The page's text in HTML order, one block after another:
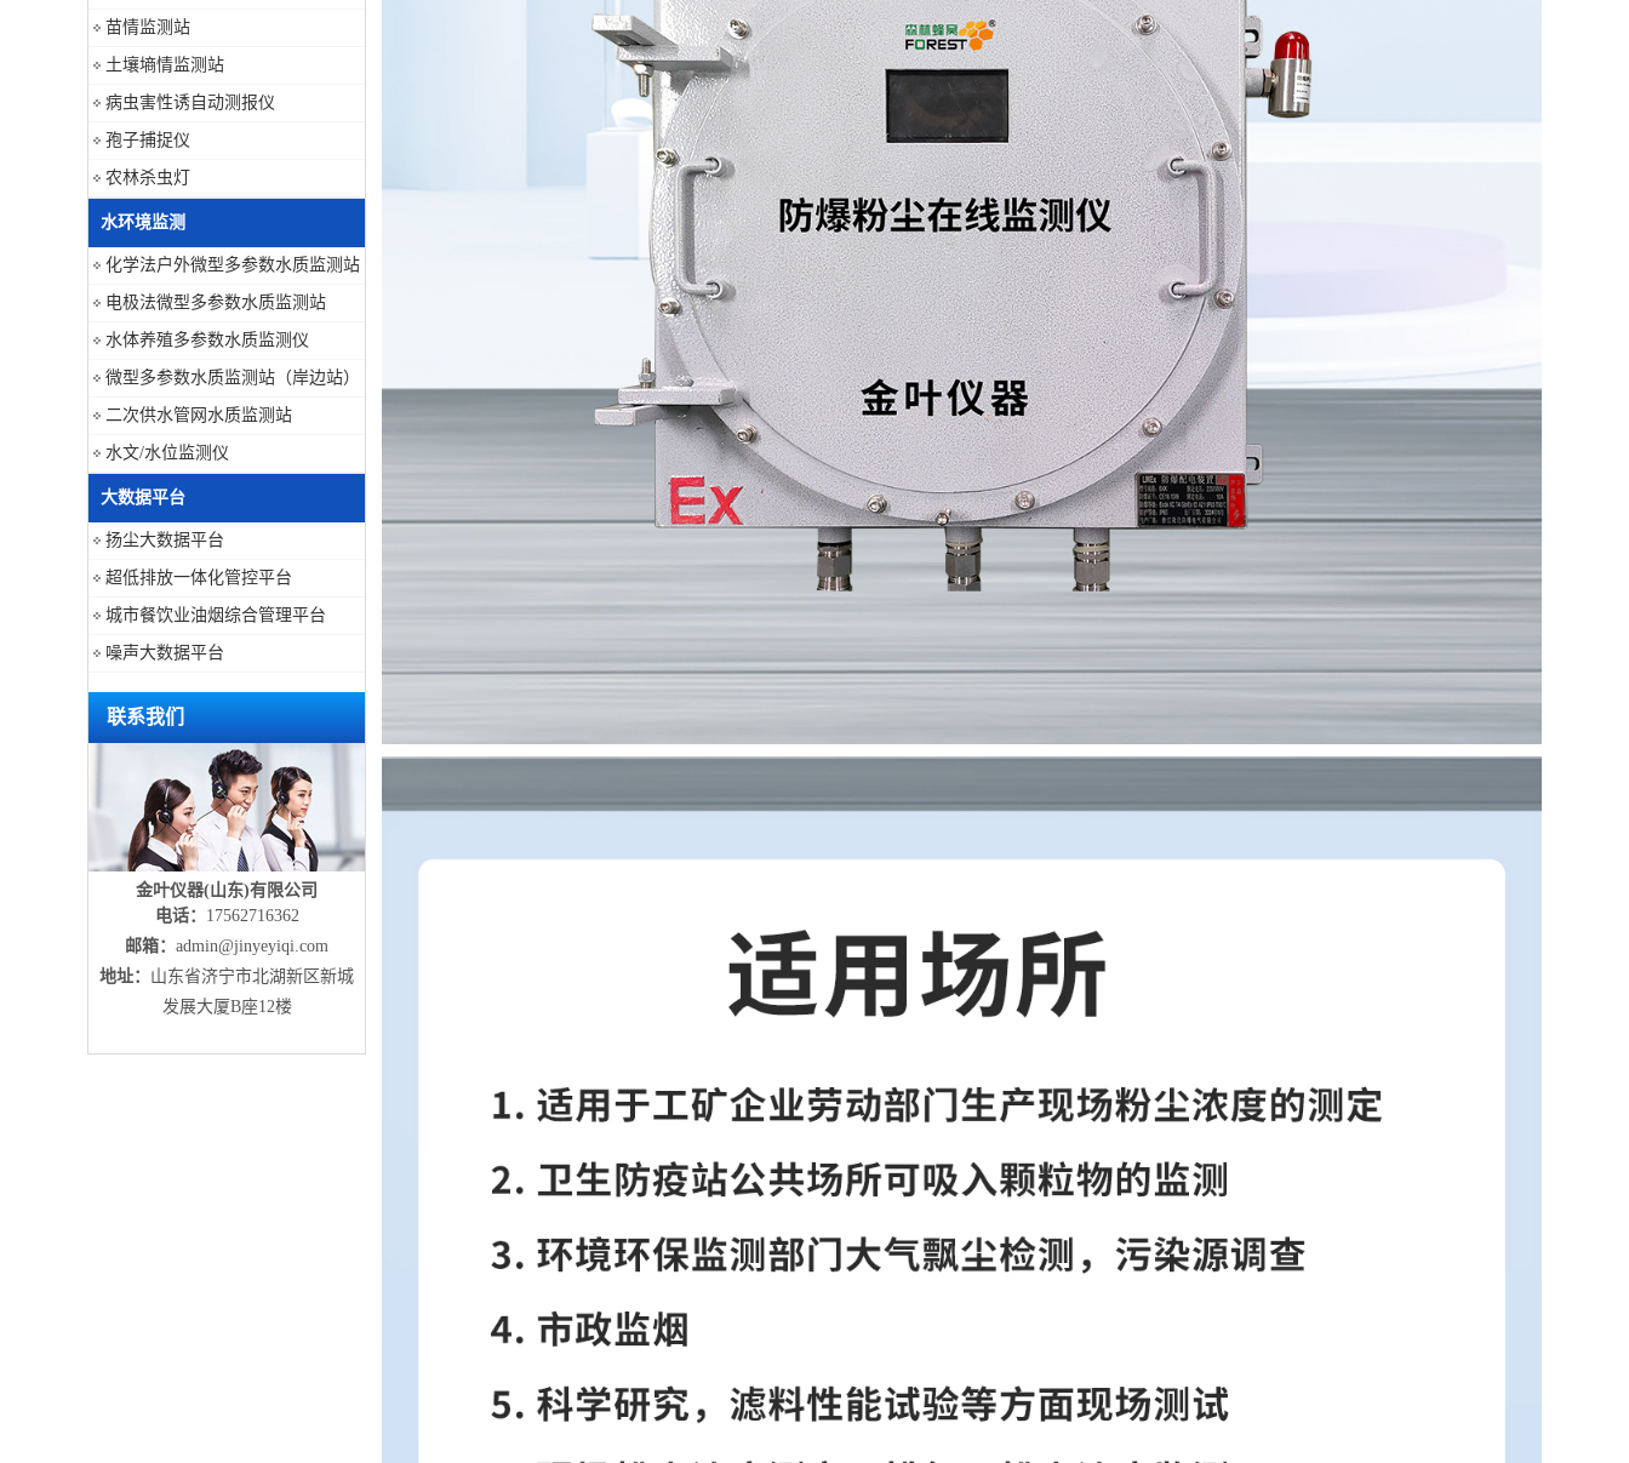
苗情监测站
土壤墒情监测站
病虫害性诱自动测报仪
孢子捕捉仪
农林杀虫灯
水环境监测
化学法户外微型多参数水质监测站
电极法微型多参数水质监测站
水体养殖多参数水质监测仪
微型多参数水质监测站（岸边站）
二次供水管网水质监测站
水文/水位监测仪
大数据平台
扬尘大数据平台
超低排放一体化管控平台
城市餐饮业油烟综合管理平台
噪声大数据平台
联系我们
金叶仪器(山东)有限公司
电话： 17562716362
邮箱： admin@jinyeyiqi.com
地址： 山东省济宁市北湖新区新城
发展大厦B座12楼